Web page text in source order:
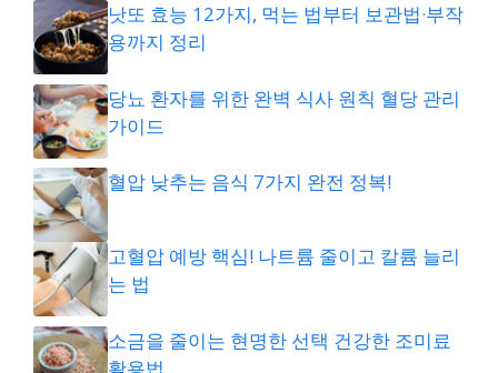
낫또 효능 12가지, 먹는 법부터 보관법·부작
용까지 정리
당뇨 환자를 위한 완벽 식사 원칙 혈당 관리
가이드
혈압 낮추는 음식 7가지 완전 정복!
고혈압 예방 핵심! 나트륨 줄이고 칼륨 늘리
는 법
소금을 줄이는 현명한 선택 건강한 조미료
활용법